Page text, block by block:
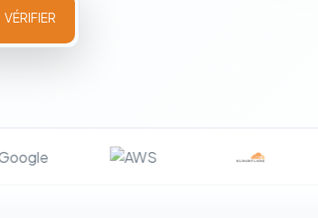
VÉRIFIER